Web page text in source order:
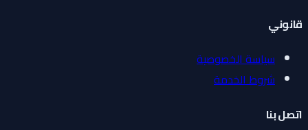
قانوني
سياسة الخصوصية
شروط الخدمة
اتصل بنا